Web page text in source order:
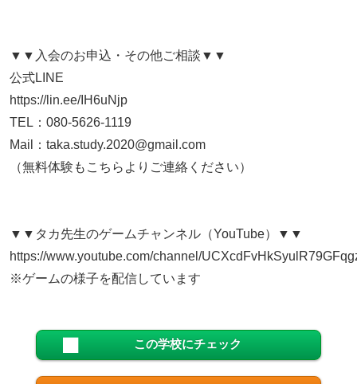
▼▼入会のお申込・その他ご相談▼▼
公式LINE
https://lin.ee/IH6uNjp
TEL：080-5626-1119
Mail：taka.study.2020@gmail.com
（無料体験もこちらよりご連絡ください）
▼▼タカ先生のゲームチャンネル（YouTube）▼▼
https://www.youtube.com/channel/
※ゲームの様子を配信しています
この学校にチェック